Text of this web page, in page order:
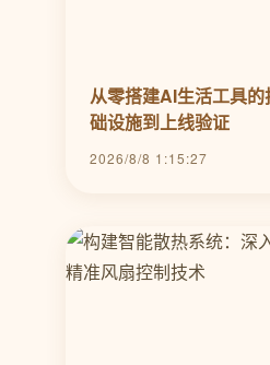
从零搭建AI生活工具
础设施到上线验证
2026/8/8 1:15:27